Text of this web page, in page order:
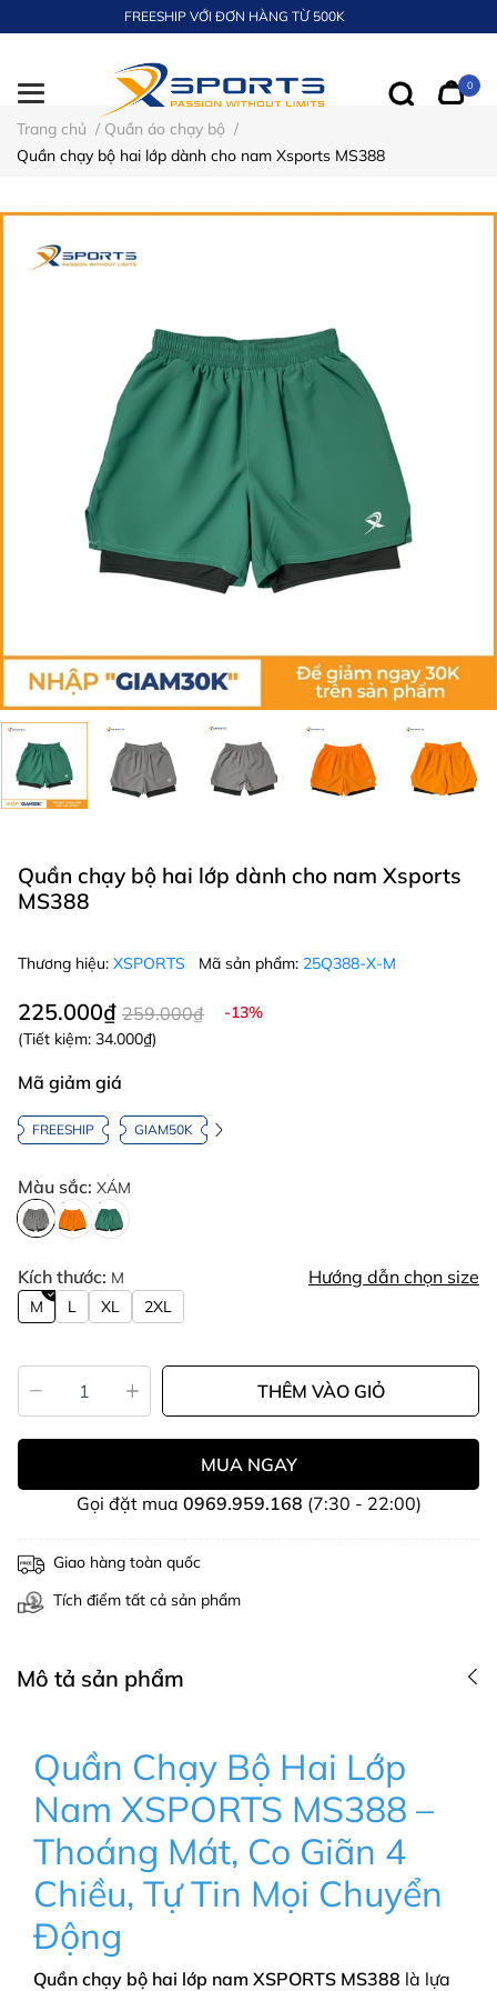
FREESHIP VỚI ĐƠN HÀNG TỪ 500K
0
Trang chủ / Quần áo chạy bộ /
Quần chạy bộ hai lớp dành cho nam Xsports MS388
Quần chạy bộ hai lớp dành cho nam Xsports
MS388
Thương hiệu: XSPORTS Mã sản phẩm: 25Q388-X-M
225.000₫ 259.000₫
-13%
(Tiết kiệm: 34.000₫)
Mã giảm giá
FREESHIP GIAM50K
Màu sắc: XÁM
Kích thước: M Hướng dẫn chọn size
M L XL 2XL
THÊM VÀO GIỎ
MUA NGAY
Gọi đặt mua 0969.959.168 (7:30 - 22:00)
Giao hàng toàn quốc
Tích điểm tất cả sản phẩm
Mô tả sản phẩm
Quần Chạy Bộ Hai Lớp
Nam XSPORTS MS388 –
Thoáng Mát, Co Giãn 4
Chiều, Tự Tin Mọi Chuyển
Động
Quần chạy bộ hai lớp nam XSPORTS MS388 là lựa